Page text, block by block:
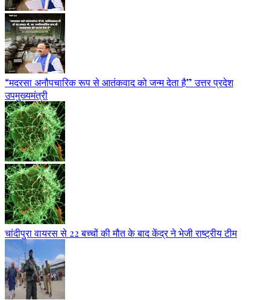
“मदरसा अनौपचारिक रूप से आतंकवाद को जन्म देता है” उत्तर प्रदेश
उपमुख्यमंत्री
चांदीपुरा वायरस से 22 बच्चों की मौत के बाद केंद्र ने भेजी राष्ट्रीय टीम